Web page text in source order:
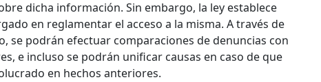
dicha información. Sin embargo, la ley establece
en reglamentar el acceso a la misma. A través de
se podrán efectuar comparaciones de denuncias con
e incluso se podrán unificar causas en caso de que
en hechos anteriores.